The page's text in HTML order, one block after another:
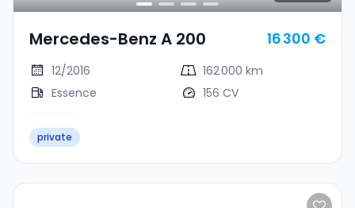
Mercedes-Benz A 200 16 300 €
12/2016
162 000 km
Essence
156 CV
private